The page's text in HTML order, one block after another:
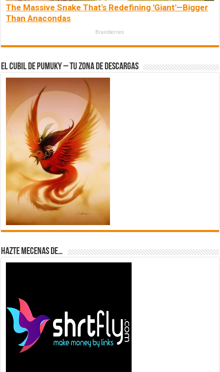
The Massive Snake That's Redefining 'Giant'—Bigger
Than Anacondas
Brainberries
El Cubil de Pumuky – Tu zona de Descargas
Hazte Mecenas de…